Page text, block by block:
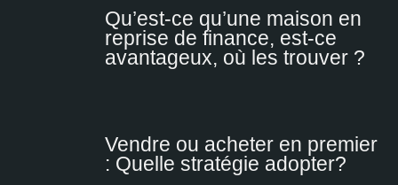
Qu’est-ce qu’une maison en
reprise de finance, est-ce
avantageux, où les trouver ?
Vendre ou acheter en premier
: Quelle stratégie adopter?